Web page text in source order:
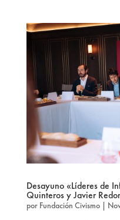
Desayuno «Líderes de
Quinteros y Javier
por Fundación Civismo|